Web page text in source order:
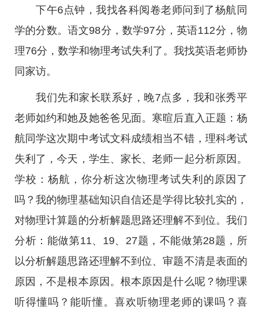
下午6点钟，我找各科阅卷老师问到了杨航同
学的分数。语文98分，数学97分，英语112分，物
理76分，数学和物理考试失利了。我找英语老师协
同家访。
我们先和家长联系好，晚7点多，我和张秀平
老师如约和她及她爸爸见面。寒暄后直入正题：杨
航同学这次期中考试文科成绩相当不错，理科考试
失利了，今天，学生、家长、老师一起分析原因。
学校：杨航，你分析这次物理考试失利的原因了
吗？我的物理基础知识自信还是学得比较扎实的，
对物理计算题的分析解题思路还理解不到位。我们
分析：能做第11、19、27题，不能做第28题，所
以分析解题思路还理解不到位、审题不清是表面的
原因，不是根本原因。根本原因是什么呢？物理课
听得懂吗？能听懂。喜欢听物理老师的课吗？喜